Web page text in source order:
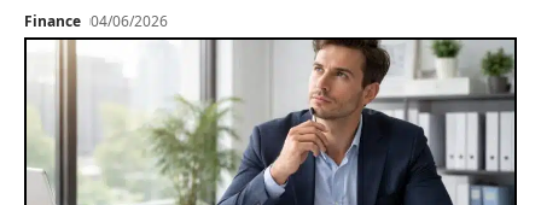
Finance 04/06/2026